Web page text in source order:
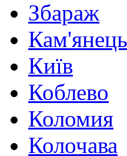
Збараж
Київ
Коблево
Коломия
Колочава